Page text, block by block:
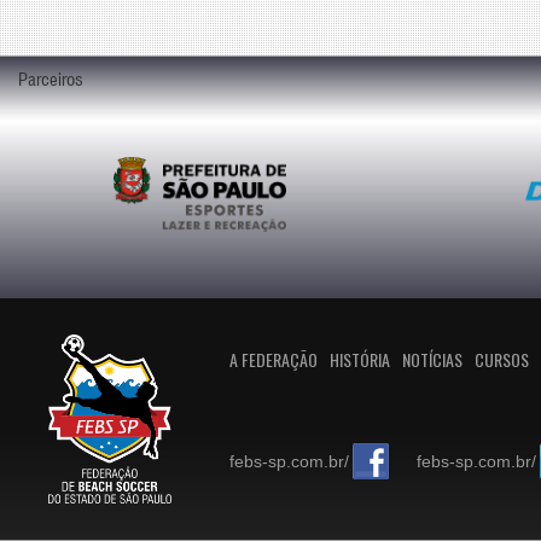
Parceiros
A FEDERAÇÃO HISTÓRIA NOTÍCIAS CURSOS
febs-sp.com.br/ febs-sp.com.br/